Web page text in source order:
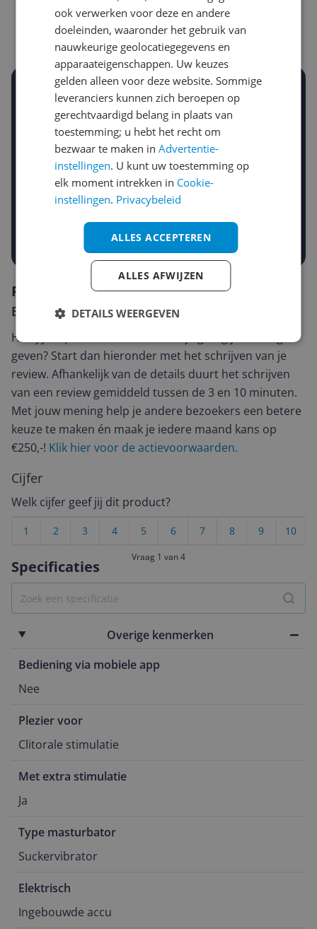
Goedkoopste nu
Laatste prijsupdate
10-08-2026
Stel een alert in en mis geen prijsdaling
Krijg een seintje zodra de prijs zakt
Jouw e-mailadres
Gewenste daling of bedrag
-10% -15%
Gewenste prijs
Prijsalert aanzetten
Specificaties
Overige kenmerken
Bediening via mobiele app
Nee
Plezier voor
Clitorale stimulatie
Met extra stimulatie
Ja
Type masturbator
Suckervibrator
Elektrisch
Ingebouwde accu
Reviews
Er zijn nog geen reviews geschreven
Heb jij dit product in bezit en wil je graag je mening
geven? Start dan hieronder met het schrijven van je
review. Afhankelijk van de details duurt het schrijven
van een review gemiddeld tussen de 3 en 10 minuten.
Met jouw mening help je andere bezoekers een betere
keuze te maken én maak je iedere maand kans op
€250,-! Klik hier voor de actievoorwaarden.
Cijfer
Welk cijfer geef jij dit product?
10
9
8
7
6
5
4
3
2
1
Vraag 1 van 4
ook verwerken voor deze en andere
doeleinden, waaronder het gebruik van
nauwkeurige geolocatiegegevens en
apparaateigenschappen. Uw keuzes
gelden alleen voor deze website. Sommige
leveranciers kunnen zich beroepen op
gerechtvaardigd belang in plaats van
toestemming; u hebt het recht om
bezwaar te maken inAdvertentie-
instellingen. U kunt uw toestemming op
elk moment intrekken in Cookie-
instellingen. Privacybeleid
ALLES ACCEPTEREN
ALLES AFWIJZEN
DETAILS WEERGEVEN